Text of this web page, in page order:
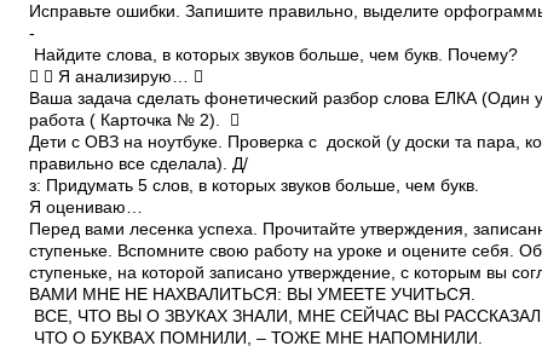
Исправьте ошибки. Запишите правильно, выделите
­
Найдите слова, в которых звуков больше, чем букв. Почему?
  Я анализирую… 
Ваша задача сделать фонетический разбор слова ЕЛКА (Один
работа ( Карточка № 2). 
Дети с ОВЗ на ноутбуке. Проверка с доской (у доски та пара,
правильно все сделала). Д/
з: Придумать 5 слов, в которых звуков больше, чем букв.
Я оцениваю…
Перед вами лесенка успеха. Прочитайте утверждения,
ступеньке. Вспомните свою работу на уроке и оцените себя.
ступеньке, на которой записано утверждение, с которым вы
ВАМИ МНЕ НЕ НАХВАЛИТЬСЯ: ВЫ УМЕЕТЕ УЧИТЬСЯ.
ВСЕ, ЧТО ВЫ О ЗВУКАХ ЗНАЛИ, МНЕ СЕЙЧАС ВЫ
ЧТО О БУКВАХ ПОМНИЛИ, – ТОЖЕ МНЕ НАПОМНИЛИ.